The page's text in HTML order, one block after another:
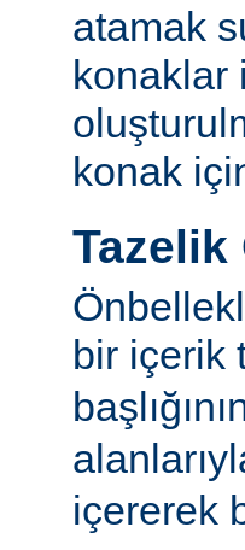
atamak
konaklar
konak
Tazelik
bir içerik
içererek